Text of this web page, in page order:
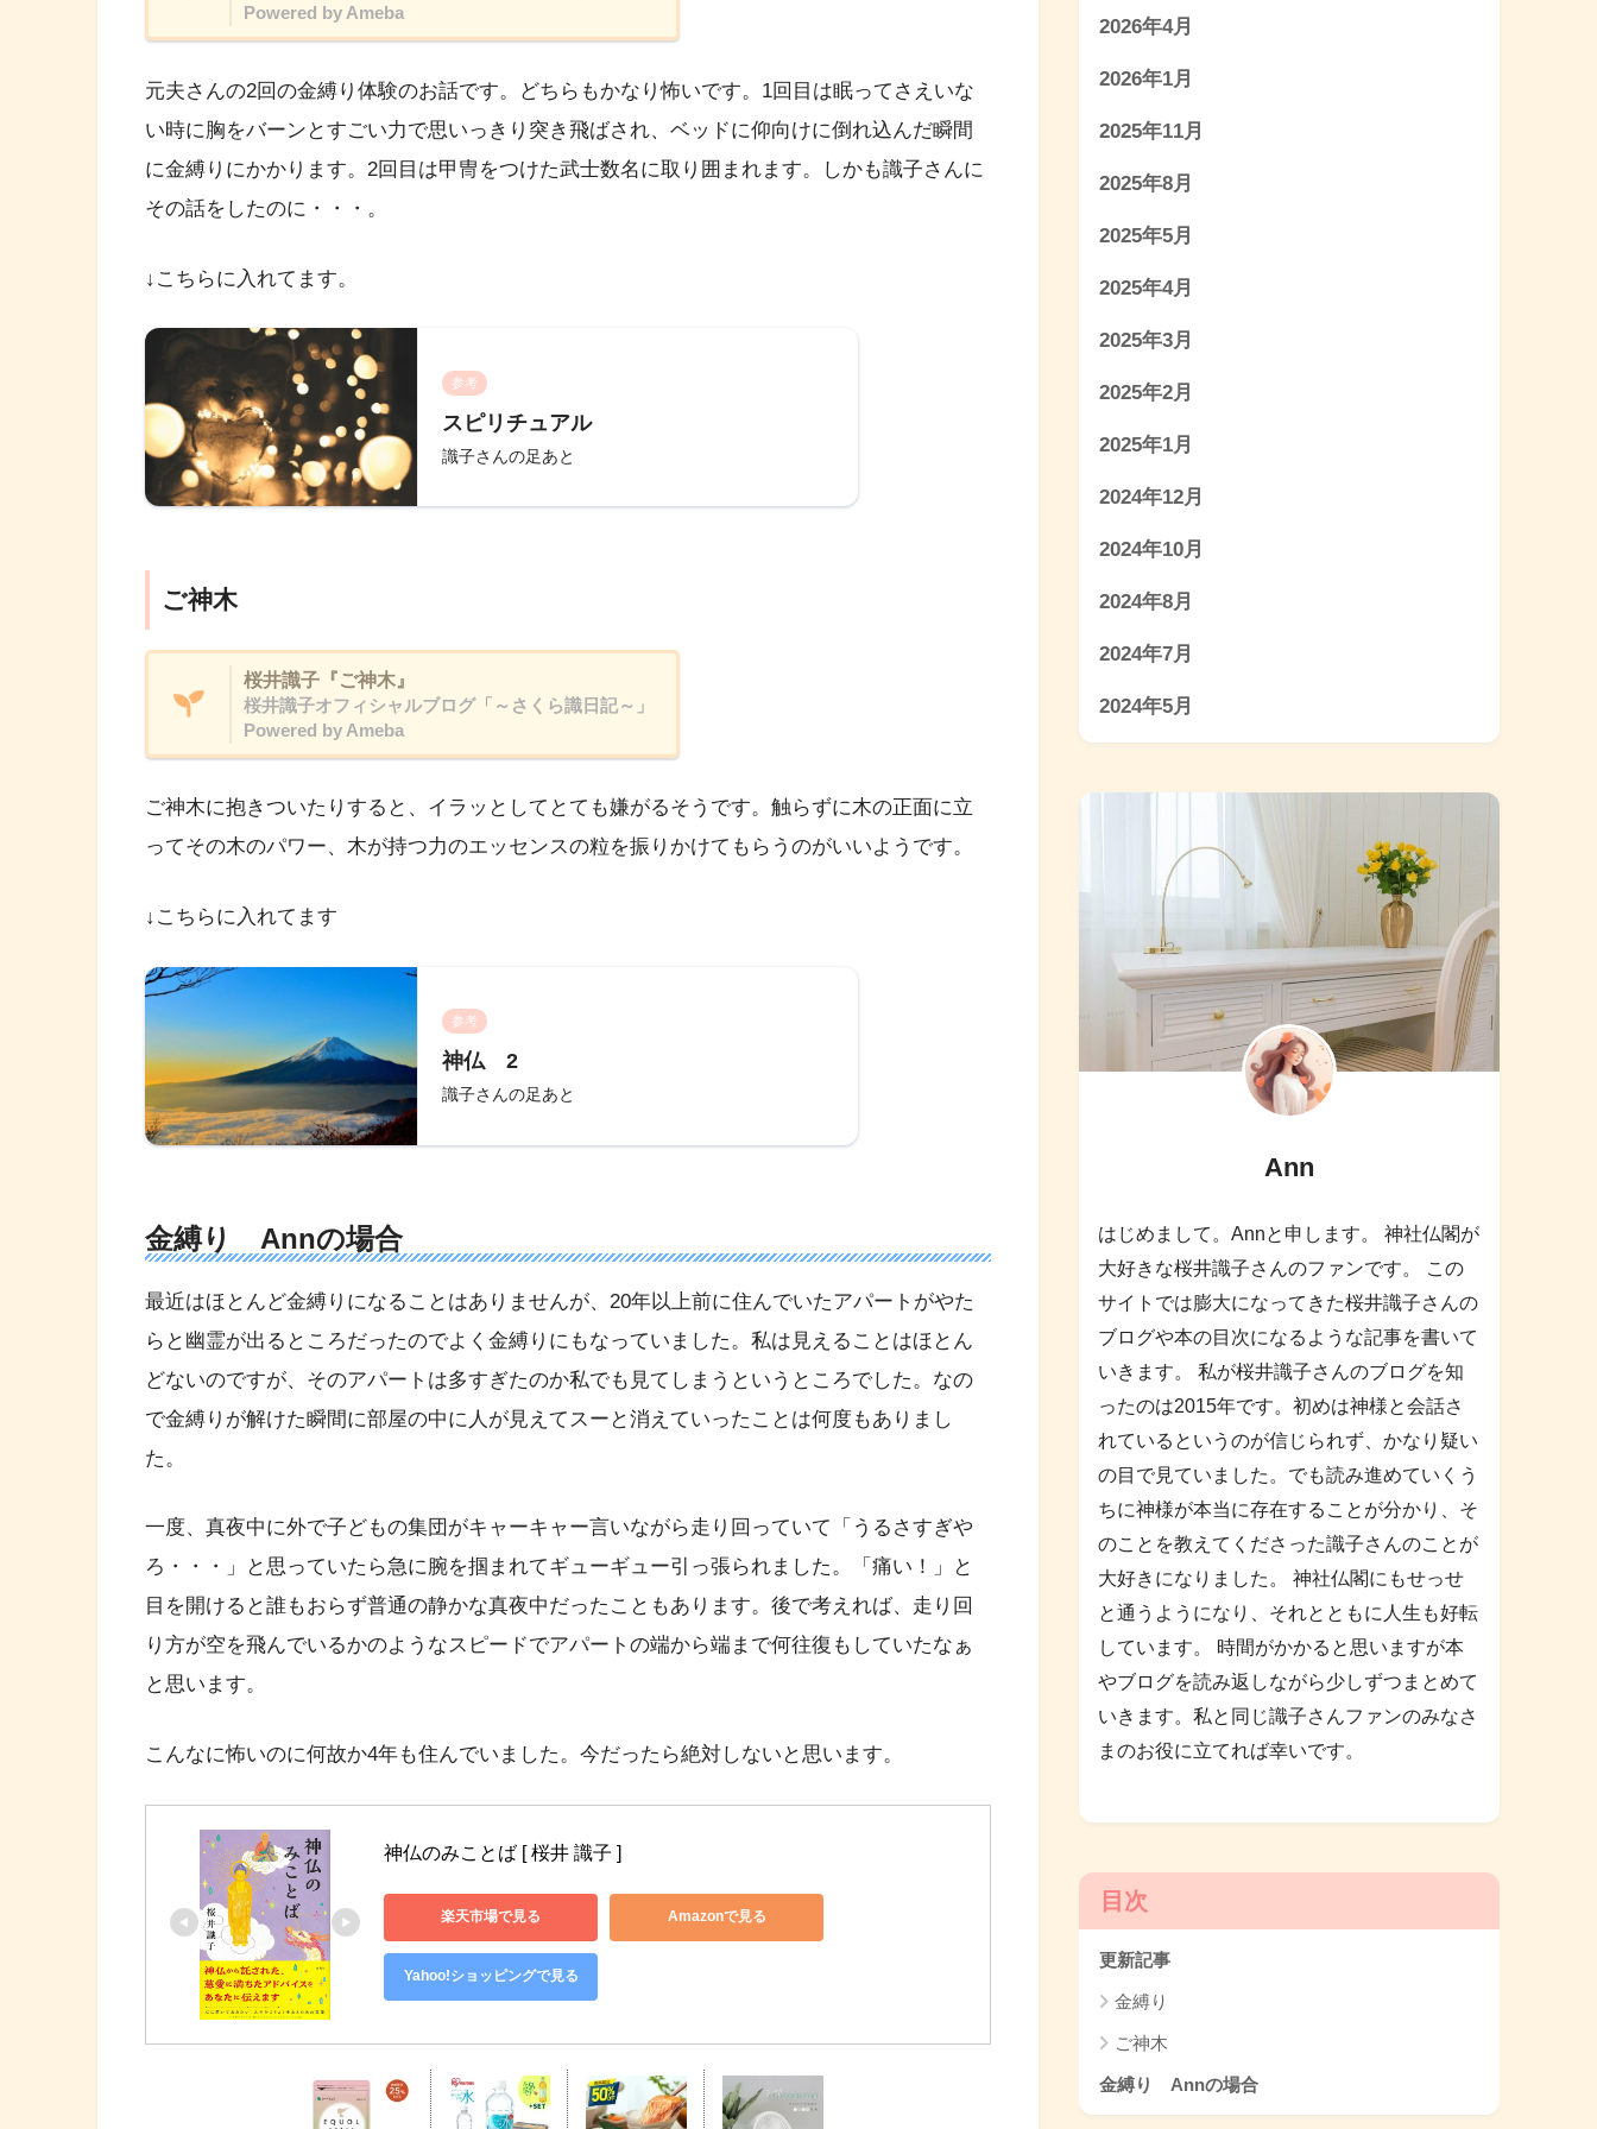
Powered by Ameba
元夫さんの2回の金縛り体験のお話です。どちらもかなり怖いです。1回目は眠ってさえいな
い時に胸をバーンとすごい力で思いっきり突き飛ばされ、ベッドに仰向けに倒れ込んだ瞬間
に金縛りにかかります。2回目は甲冑をつけた武士数名に取り囲まれます。しかも識子さんに
その話をしたのに・・・。
↓こちらに入れてます。
参考
スピリチュアル
識子さんの足あと
ご神木
桜井識子『ご神木』
桜井識子オフィシャルブログ「～さくら識日記～」
Powered by Ameba
ご神木に抱きついたりすると、イラッとしてとても嫌がるそうです。触らずに木の正面に立
ってその木のパワー、木が持つ力のエッセンスの粒を振りかけてもらうのがいいようです。
↓こちらに入れてます
参考
神仏 2
識子さんの足あと
金縛り Annの場合
最近はほとんど金縛りになることはありませんが、20年以上前に住んでいたアパートがやた
らと幽霊が出るところだったのでよく金縛りにもなっていました。私は見えることはほとん
どないのですが、そのアパートは多すぎたのか私でも見てしまうというところでした。なの
で金縛りが解けた瞬間に部屋の中に人が見えてスーと消えていったことは何度もありまし
た。
一度、真夜中に外で子どもの集団がキャーキャー言いながら走り回っていて「うるさすぎや
ろ・・・」と思っていたら急に腕を掴まれてギューギュー引っ張られました。「痛い！」と
目を開けると誰もおらず普通の静かな真夜中だったこともあります。後で考えれば、走り回
り方が空を飛んでいるかのようなスピードでアパートの端から端まで何往復もしていたなぁ
と思います。
こんなに怖いのに何故か4年も住んでいました。今だったら絶対しないと思います。
神仏のみことば [ 桜井 識子 ]
楽天市場で見る Amazonで見る
Yahoo!ショッピングで見る
2026年4月
2026年1月
2025年11月
2025年8月
2025年5月
2025年4月
2025年3月
2025年2月
2025年1月
2024年12月
2024年10月
2024年8月
2024年7月
2024年5月
Ann
はじめまして。Annと申します。 神社仏閣が
大好きな桜井識子さんのファンです。 この
サイトでは膨大になってきた桜井識子さんの
ブログや本の目次になるような記事を書いて
いきます。 私が桜井識子さんのブログを知
ったのは2015年です。初めは神様と会話さ
れているというのが信じられず、かなり疑い
の目で見ていました。でも読み進めていくう
ちに神様が本当に存在することが分かり、そ
のことを教えてくださった識子さんのことが
大好きになりました。 神社仏閣にもせっせ
と通うようになり、それとともに人生も好転
しています。 時間がかかると思いますが本
やブログを読み返しながら少しずつまとめて
いきます。私と同じ識子さんファンのみなさ
まのお役に立てれば幸いです。
目次
更新記事
金縛り
ご神木
金縛り Annの場合